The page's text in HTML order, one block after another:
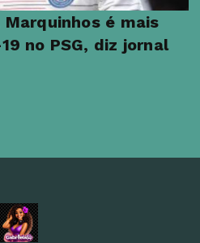
Marquinhos é mais
no PSG, diz jornal